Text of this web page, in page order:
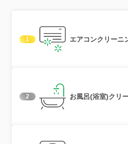
1 エアコンクリーニ
2 お風呂(浴室)クリ